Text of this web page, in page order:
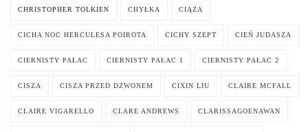
CHRISTOPHER TOLKIEN CHYŁKA CIĄŻA
CICHA NOC HERCULESA POIROTA CICHY SZEPT CIEŃ JUDASZA
CIERNISTY PAŁAC CIERNISTY PAŁAC 1 CIERNISTY PAŁAC 2
CISZA CISZA PRZED DZWONEM CIXIN LIU CLAIRE MCFALL
CLAIRE VIGARELLO CLARE ANDREWS CLARISSAGOENAWAN